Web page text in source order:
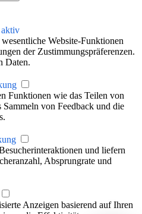
Website-Funktionen
der Zustimmungspräferenzen.
Daten.
Funktionen wie das Teilen von
von Feedback und die
und liefern
Absprungrate und
Anzeigen basierend auf Ihren